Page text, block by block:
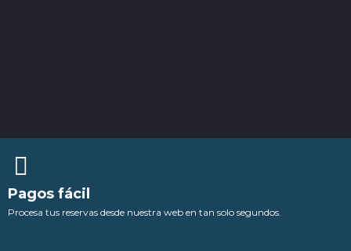
Pagos fácil
Procesa tus reservas desde nuestra web en tan solo segundos.